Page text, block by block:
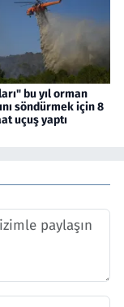
bu yıl orman
söndürmek için 8
uçuş yaptı